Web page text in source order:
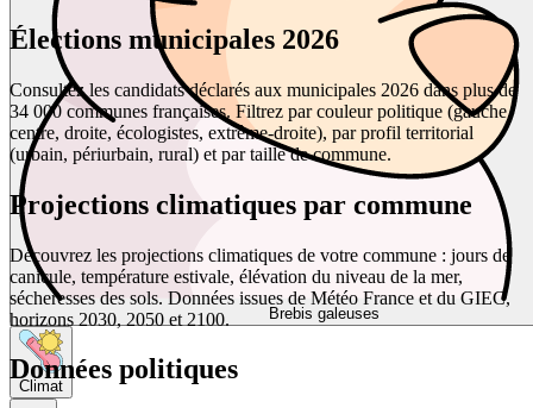
Brebis galeuses
Climat
Élections municipales 2026
Consultez les candidats déclarés aux municipales 2026 dans plus de
34 000 communes françaises. Filtrez par couleur politique (gauche,
centre, droite, écologistes, extrême-droite), par profil territorial
(urbain, périurbain, rural) et par taille de commune.
Projections climatiques par commune
Découvrez les projections climatiques de votre commune : jours de
canicule, température estivale, élévation du niveau de la mer,
sécheresses des sols. Données issues de Météo France et du GIEC,
horizons 2030, 2050 et 2100.
Données politiques